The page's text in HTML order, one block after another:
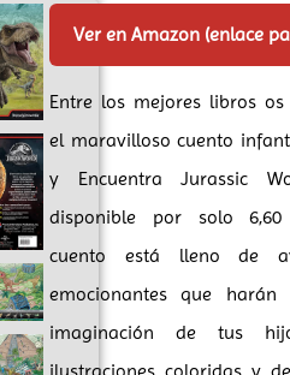
Ver en Amazon (enlace
Entre los mejores libros
el maravilloso cuento
y Encuentra Jurassic
disponible por solo
cuento está lleno de
emocionantes que
imaginación de tus